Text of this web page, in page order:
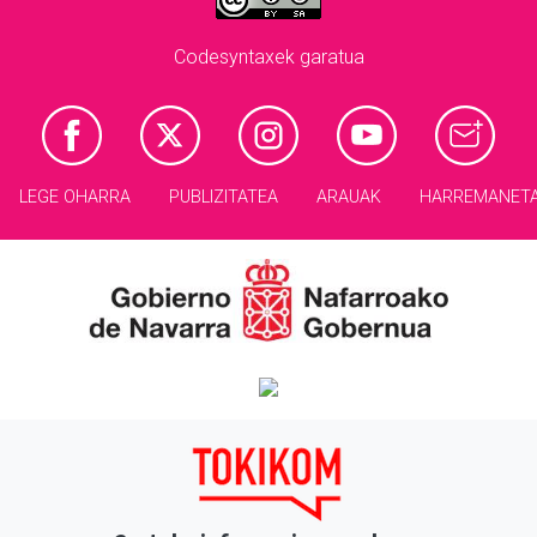
Codesyntaxek garatua
LEGE OHARRA PUBLIZITATEA ARAUAK